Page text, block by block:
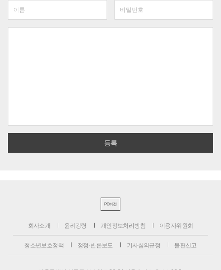
PC버전
회사소개 윤리강령 개인정보처리방침 이용자위원회
청소년보호정책 정정·반론보도 기사심의규정 불편신고